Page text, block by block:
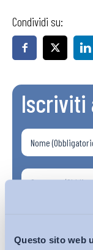
Questo sito web
Condividi su:
Iscriviti